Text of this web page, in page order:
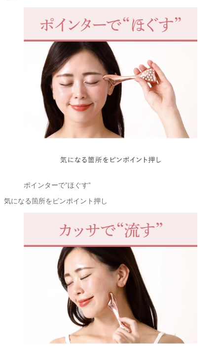
ポインターで”ほぐす”
気になる箇所をピンポイント押し